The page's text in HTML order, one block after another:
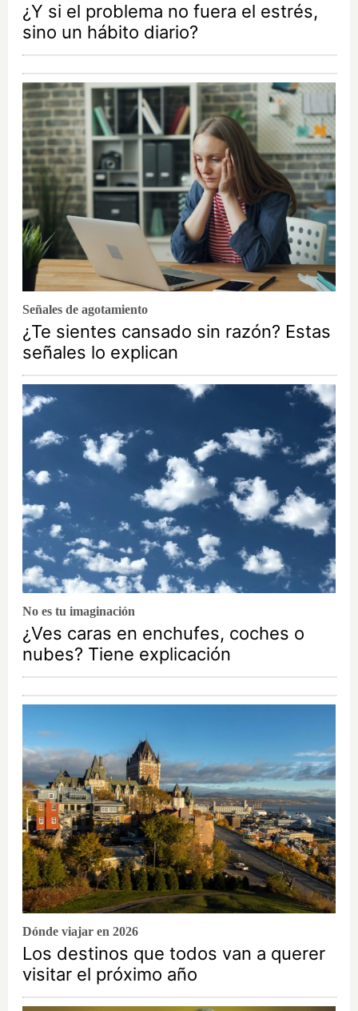
¿Y si el problema no fuera el estrés,
sino un hábito diario?
Señales de agotamiento
¿Te sientes cansado sin razón? Estas
señales lo explican
No es tu imaginación
¿Ves caras en enchufes, coches o
nubes? Tiene explicación
Dónde viajar en 2026
Los destinos que todos van a querer
visitar el próximo año